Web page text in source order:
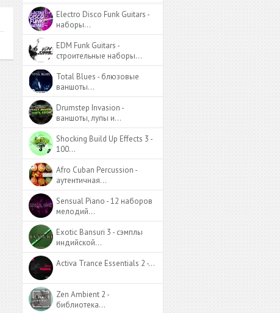
Electro Disco Funk Guitars -
наборы…
EDM Funk Guitars -
строительные наборы…
Total Blues - блюзовые
ваншоты…
Drumstep Invasion -
ваншоты, лупы и…
Shocking Build Up Effects 3 -
100…
Afro Cuban Percussion -
аутентичная…
Sensual Piano - 12 наборов
мелодий…
Exotic Bansuri 3 - сэмплы
индийской…
Activa Trance Essentials 2 -…
Zen Ambient 2 -
библиотека…